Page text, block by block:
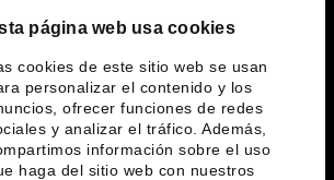
página web usa cookies
cookies de este sitio web se usan
personalizar el contenido y los
ofrecer funciones de redes
y analizar el tráfico. Además,
información sobre el uso
haga del sitio web con nuestros